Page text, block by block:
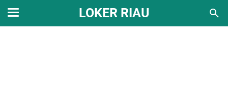
LOKER RIAU